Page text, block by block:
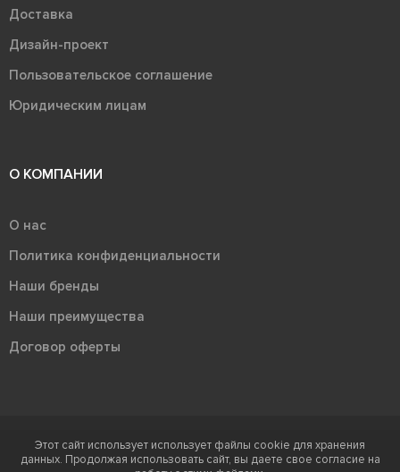
Доставка
Дизайн-проект
Пользовательское соглашение
Юридическим лицам
О КОМПАНИИ
О нас
Политика конфиденциальности
Наши бренды
Наши преимущества
Договор оферты
Терра - территория керамики 2026
Ⓒ Правообладателем товарного знака "Терра" является ООО "Атлас-
Этот сайт использует использует файлы cookie для хранения
данных. Продолжая использовать сайт, вы даете свое согласие на